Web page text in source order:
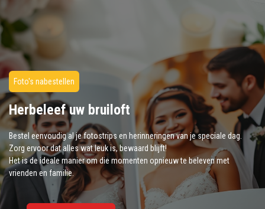
Foto's nabestellen
Herbeleef uw bruiloft
Bestel eenvoudig al je fotostrips en herinneringen van je speciale dag.
Zorg ervoor dat alles wat leuk is, bewaard blijft!
Het is de ideale manier om die momenten opnieuw te beleven met
vrienden en familie.